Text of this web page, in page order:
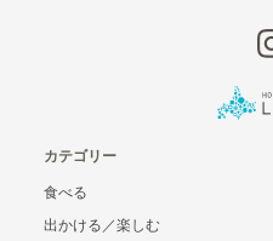
カテゴリー
食べる
出かける／楽しむ